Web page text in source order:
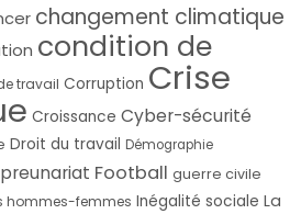
changement climatique
condition de
travail Corruption Crise
Croissance Cyber-sécurité
Droit du travail Démographie
Football guerre civile
hommes-femmes Inégalité sociale La